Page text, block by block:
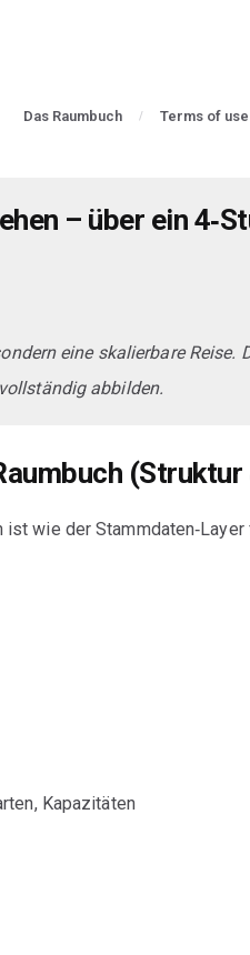
Das Raumbuch Terms of use
– über ein
eine skalierbare
abbilden.
ist wie der
Kapazitäten